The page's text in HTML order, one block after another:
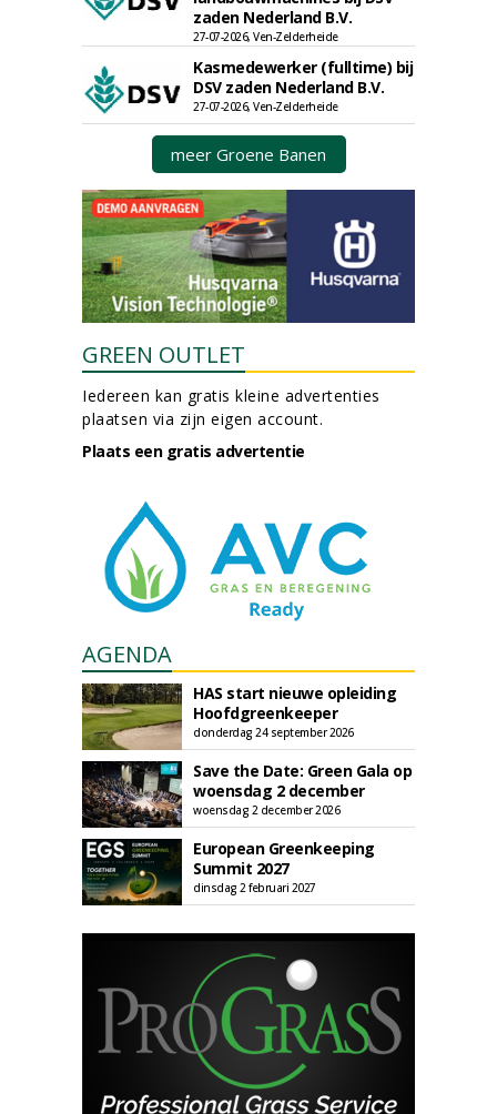
zaden Nederland B.V.
27-07-2026, Ven-Zelderheide
Kasmedewerker (fulltime) bij
DSV zaden Nederland B.V.
27-07-2026, Ven-Zelderheide
meer Groene Banen
GREEN OUTLET
Iedereen kan gratis kleine advertenties
plaatsen via zijn eigen account.
Plaats een gratis advertentie
AGENDA
HAS start nieuwe opleiding
Hoofdgreenkeeper
donderdag 24 september 2026
Save the Date: Green Gala op
woensdag 2 december
woensdag 2 december 2026
European Greenkeeping
Summit 2027
dinsdag 2 februari 2027